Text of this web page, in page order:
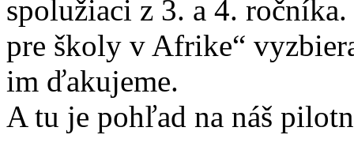
spolužiaci z 3. a 4.
pre školy v Afrike“
im ďakujeme.
A tu je pohľad na náš